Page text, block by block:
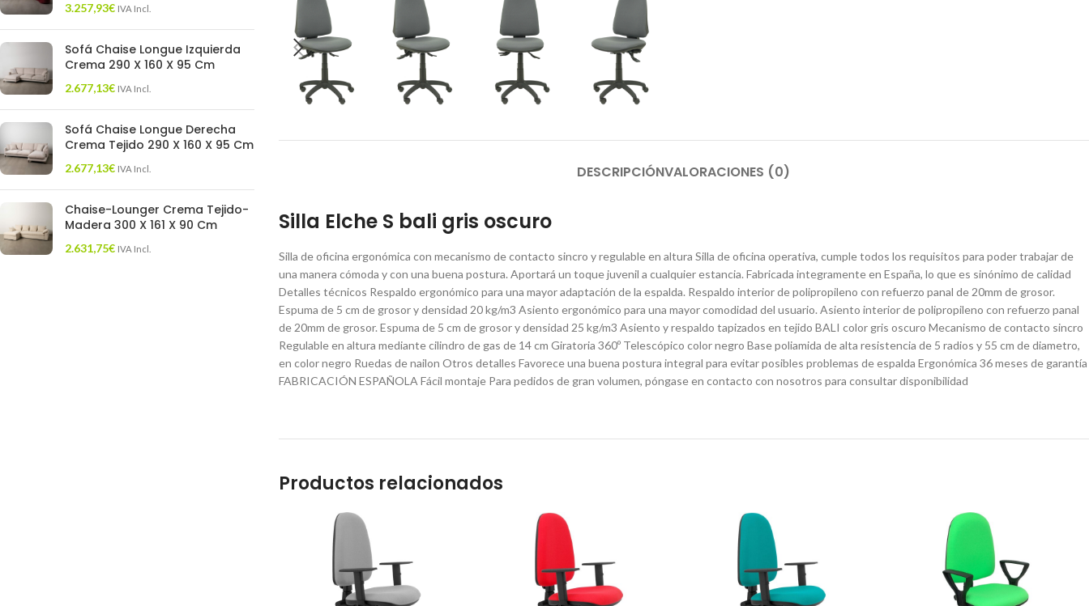
3.257,93€ IVA Incl.
Sofá Chaise Longue Izquierda
Crema 290 X 160 X 95 Cm
2.677,13€ IVA Incl.
Sofá Chaise Longue Derecha
Crema Tejido 290 X 160 X 95 Cm
2.677,13€ IVA Incl.
Chaise-Lounger Crema Tejido-
Madera 300 X 161 X 90 Cm
2.631,75€ IVA Incl.
DESCRIPCIÓNVALORACIONES (0)
Silla Elche S bali gris oscuro
Silla de oficina ergonómica con mecanismo de contacto sincro y regulable en altura Silla de oficina operativa, cumple todos los requisitos para poder trabajar de
una manera cómoda y con una buena postura. Aportará un toque juvenil a cualquier estancia. Fabricada integramente en España, lo que es sinónimo de calidad
Detalles técnicos Respaldo ergonómico para una mayor adaptación de la espalda. Respaldo interior de polipropileno con refuerzo panal de 20mm de grosor.
Espuma de 5 cm de grosor y densidad 20 kg/m3 Asiento ergonómico para una mayor comodidad del usuario. Asiento interior de polipropileno con refuerzo panal
de 20mm de grosor. Espuma de 5 cm de grosor y densidad 25 kg/m3 Asiento y respaldo tapizados en tejido BALI color gris oscuro Mecanismo de contacto sincro
Regulable en altura mediante cilindro de gas de 14 cm Giratoria 360º Telescópico color negro Base poliamida de alta resistencia de 5 radios y 55 cm de diametro,
en color negro Ruedas de nailon Otros detalles Favorece una buena postura integral para evitar posibles problemas de espalda Ergonómica 36 meses de garantía
FABRICACIÓN ESPAÑOLA Fácil montaje Para pedidos de gran volumen, póngase en contacto con nosotros para consultar disponibilidad
Productos relacionados